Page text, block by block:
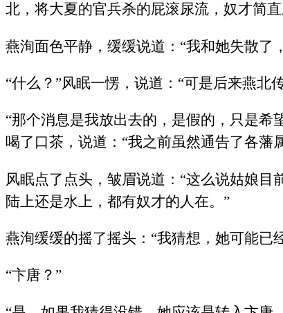
北，将大夏的官兵杀的屁滚尿流，奴才简
燕洵面色平静，缓缓说道：“我和她失散了
“什么？”风眠一愣，说道：“可是后来燕北
“那个消息是我放出去的，是假的，只是
喝了口茶，说道：“我之前虽然通告了各
风眠点了点头，皱眉说道：“这么说姑娘
陆上还是水上，都有奴才的人在。”
燕洵缓缓的摇了摇头：“我猜想，她可能已
“卞唐？”